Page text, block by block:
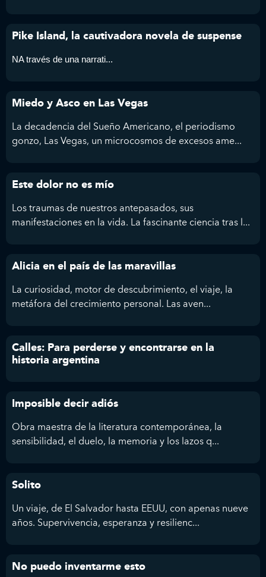
Pike Island, la cautivadora novela de suspense
NA través de una narrati...
Miedo y Asco en Las Vegas
La decadencia del Sueño Americano, el periodismo
gonzo, Las Vegas, un microcosmos de excesos ame...
Este dolor no es mío
Los traumas de nuestros antepasados, sus
manifestaciones en la vida. La fascinante ciencia tras l...
Alicia en el país de las maravillas
La curiosidad, motor de descubrimiento, el viaje, la
metáfora del crecimiento personal. Las aven...
Calles: Para perderse y encontrarse en la
historia argentina
Imposible decir adiós
Obra maestra de la literatura contemporánea, la
sensibilidad, el duelo, la memoria y los lazos q...
Solito
Un viaje, de El Salvador hasta EEUU, con apenas nueve
años. Supervivencia, esperanza y resilienc...
No puedo inventarme esto